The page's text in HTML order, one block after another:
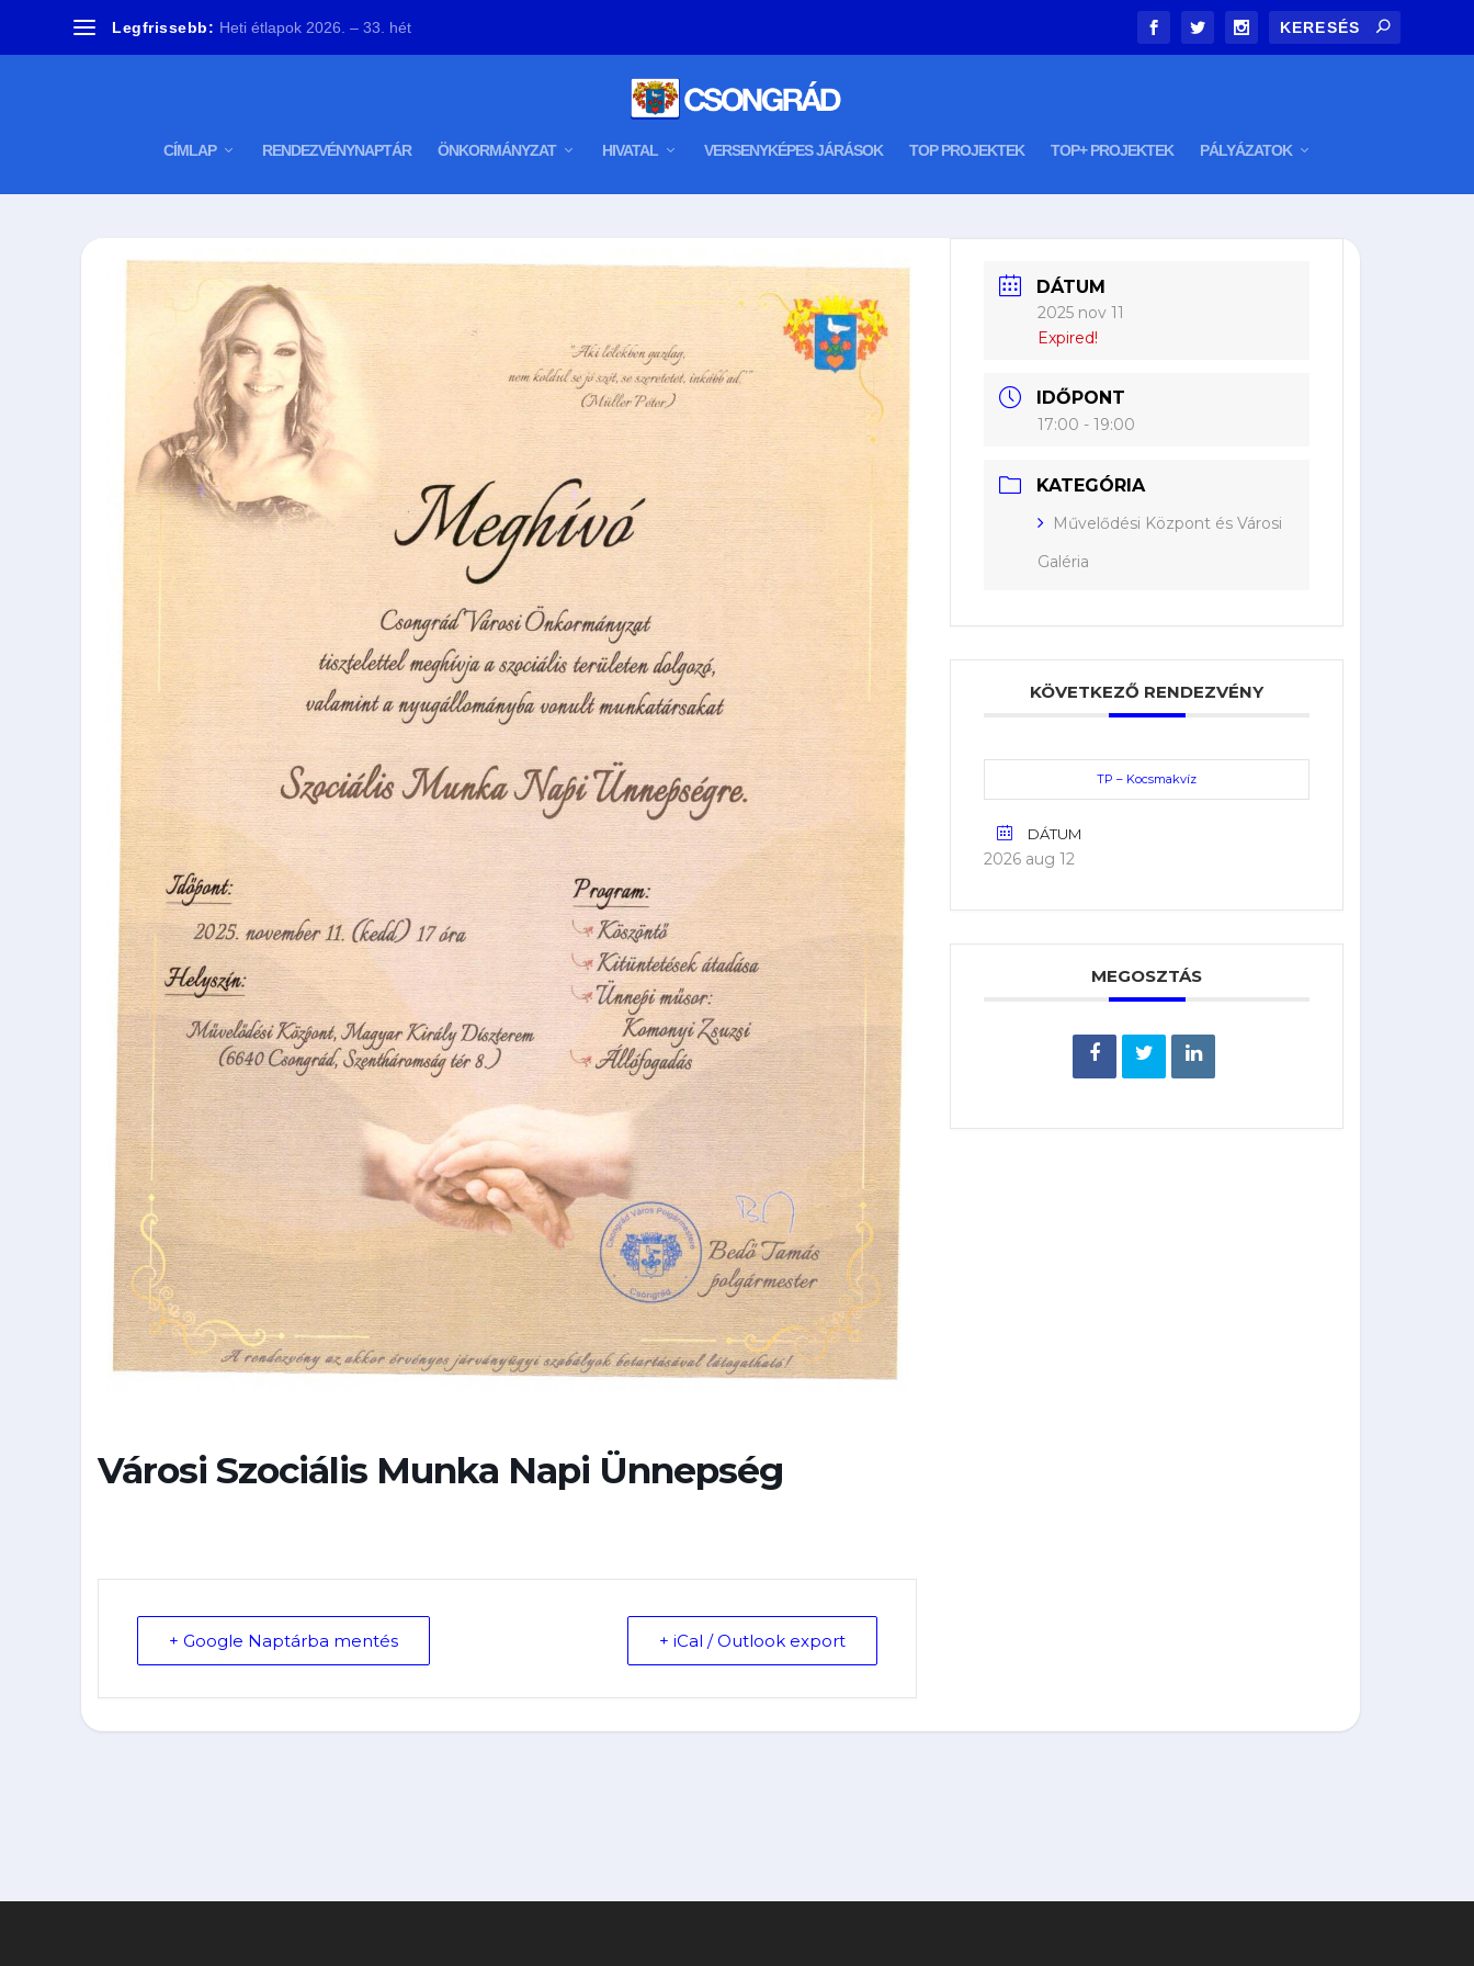
Legfrissebb: Heti étlapok 2026. – 33. hét
CÍMLAP RENDEZVÉNYNAPTÁR ÖNKORMÁNYZAT HIVATAL VERSENYKÉPES JÁRÁSOK TOP PROJEKTEK TOP+ PROJEKTEK PÁLYÁZATOK
Városi Szociális Munka Napi Ünnepség
+ Google Naptárba mentés + iCal / Outlook export
DÁTUM
2025 nov 11
Expired!
IDŐPONT
17:00 - 19:00
KATEGÓRIA
Művelődési Központ és Városi
Galéria
KÖVETKEZŐ RENDEZVÉNY
TP – Kocsmakvíz
DÁTUM
2026 aug 12
MEGOSZTÁS